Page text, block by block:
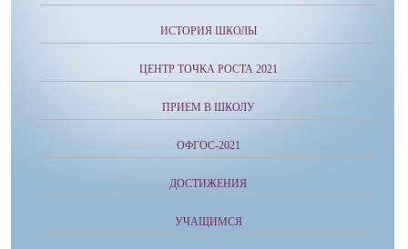
ИСТОРИЯ ШКОЛЫ
ЦЕНТР ТОЧКА РОСТА 2021
ПРИЕМ В ШКОЛУ
ОФГОС-2021
ДОСТИЖЕНИЯ
УЧАЩИМСЯ